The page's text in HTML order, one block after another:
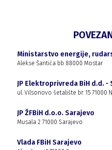
Ministarstvo energije,
Alekse Šantića bb 88000 Mostar
JP Elektroprivreda BiH d.d. -
ul. Vilsonovo šetalište br. 15 71000
JP ŽFBiH d.o.o. Sarajevo
Musala 2 71000 Sarajevo
Vlada FBiH Sarajevo